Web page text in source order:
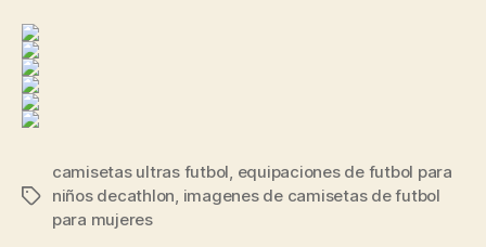
Etiquetas
camisetas ultras futbol, equipaciones de futbol para
niños decathlon, imagenes de camisetas de futbol
para mujeres